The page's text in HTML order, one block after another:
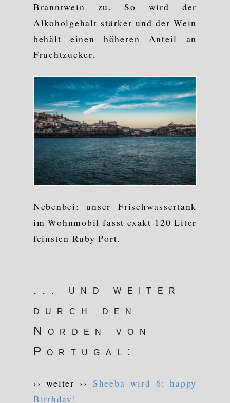
Branntwein zu. So wird der
Alkoholgehalt stärker und der Wein
behält einen höheren Anteil an
Fruchtzucker.
Nebenbei: unser Frischwassertank
im Wohnmobil fasst exakt 120 Liter
feinsten Ruby Port.
... und weiter
durch den
Norden von
Portugal:
›› weiter ›› Sheeba wird 6: happy
Birthday!